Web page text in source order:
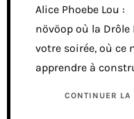
Alice Phoebe Lou
növöop où la
votre soirée, où ce
apprendre à
CONTINUER LA